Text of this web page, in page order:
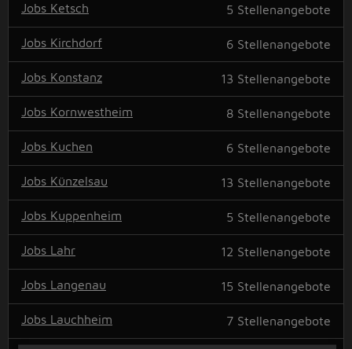
Jobs Ketsch 5 Stellenangebote
Jobs Kirchdorf 6 Stellenangebote
Jobs Konstanz 13 Stellenangebote
Jobs Kornwestheim 8 Stellenangebote
Jobs Kuchen 6 Stellenangebote
Jobs Künzelsau 13 Stellenangebote
Jobs Kuppenheim 5 Stellenangebote
Jobs Lahr 12 Stellenangebote
Jobs Langenau 15 Stellenangebote
Jobs Lauchheim 7 Stellenangebote